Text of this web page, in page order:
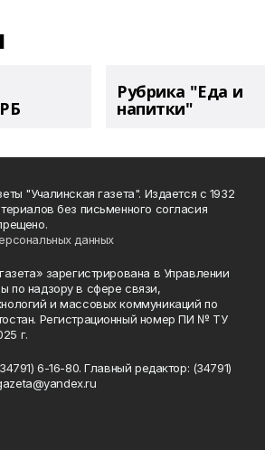
Рубрика "Еда и
напитки"
"Учалинская газета". Издается с 1932
без письменного согласия
данных
зарегистрирована в Управлении
по надзору в сфере связи,
и массовых коммуникаций по
Регистрационный номер ПИ № ТУ
г.
6-16-80. Главный редактор: (34791)